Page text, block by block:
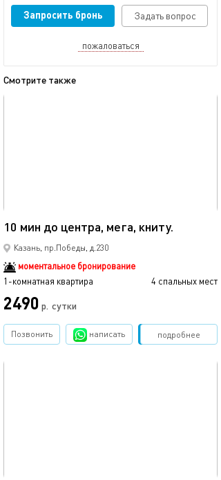
Запросить бронь Задать вопрос
пожаловаться
Смотрите также
10 мин до центра, мега, книту.
Казань, пр.Победы, д.230
моментальное бронирование
1-комнатная квартира
4 спальных мест
2490 р. сутки
подробнее
Позвонить написать Забронировать